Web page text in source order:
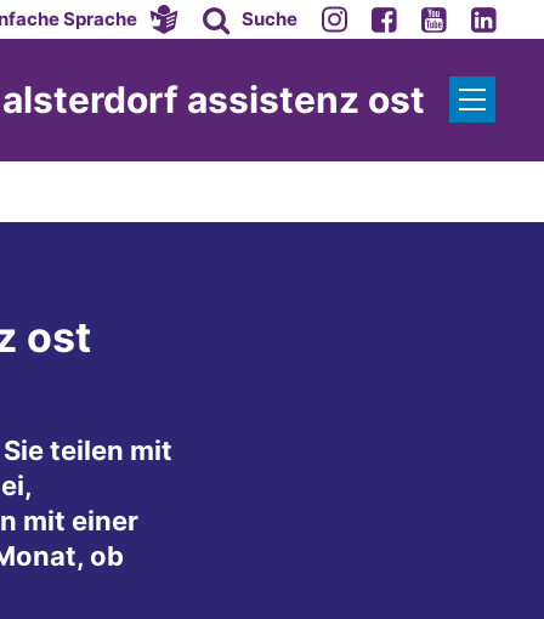
Sprache Suche
assistenz ost
ost
teilen mit
mit einer
ob